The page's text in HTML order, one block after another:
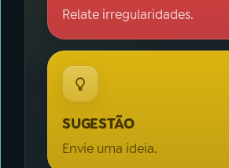
Relate irregularidades.
SUGESTÃO
Envie uma ideia.